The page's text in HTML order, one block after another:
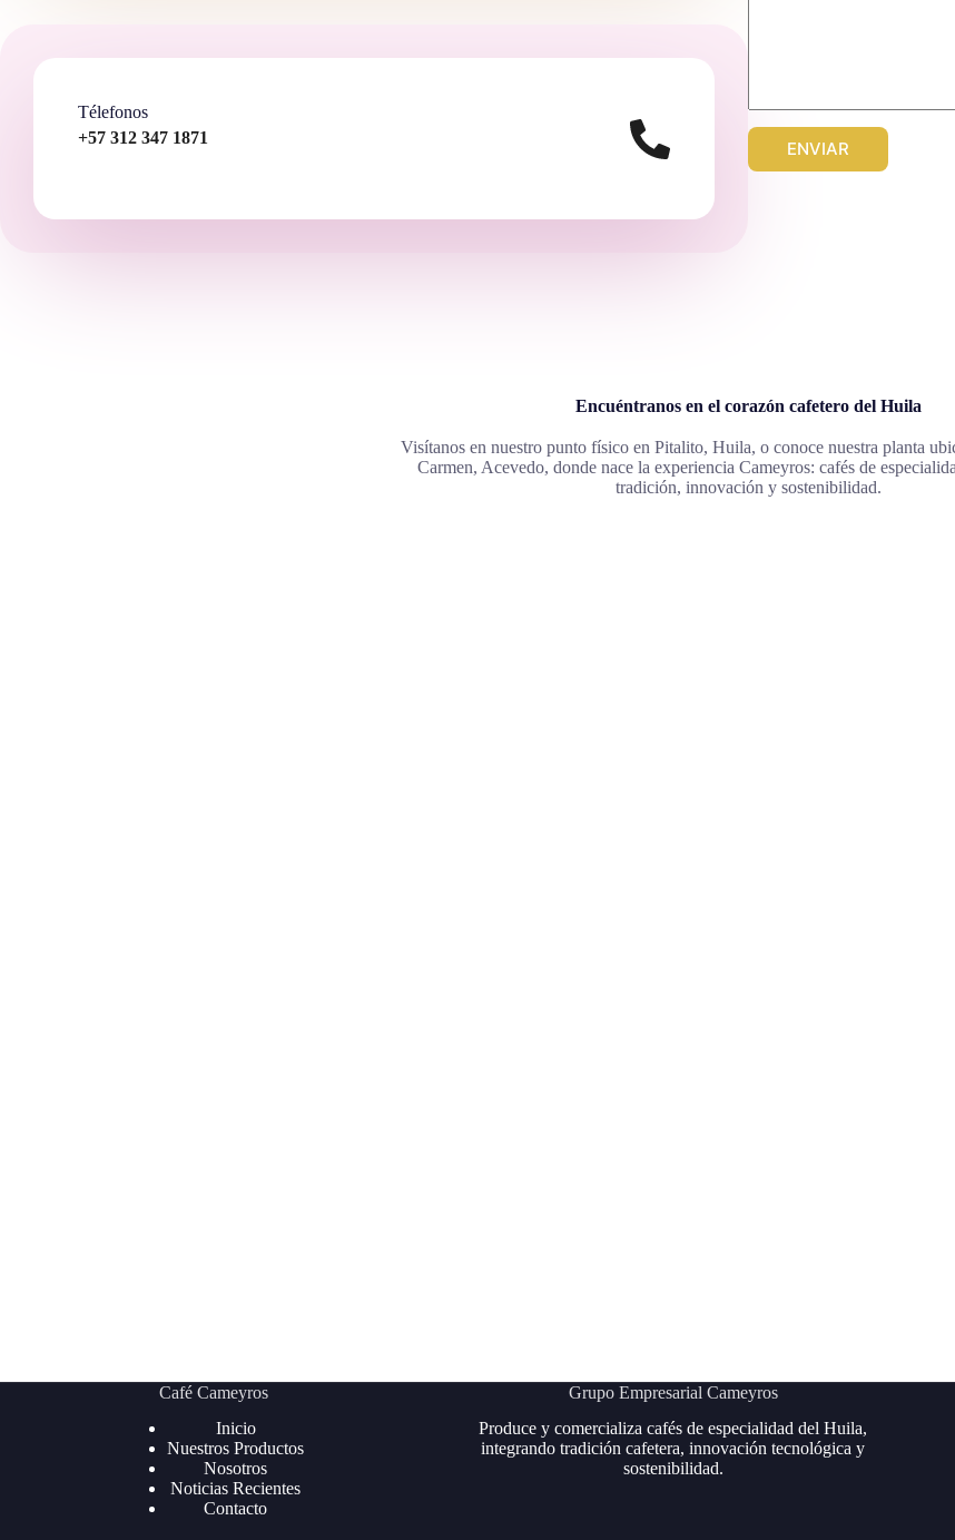
Télefonos
+57 312 347 1871
ENVIAR
Encuéntranos en el corazón cafetero del Huila
Visítanos en nuestro punto físico en Pitalito, Huila, o conoce nuestra planta
Carmen, Acevedo, donde nace la experiencia Cameyros: cafés de
tradición, innovación y sostenibilidad.
Café Cameyros
Inicio
Nuestros Productos
Nosotros
Noticias Recientes
Contacto
Grupo Empresarial Cameyros
Produce y comercializa cafés de especialidad del Huila,
integrando tradición cafetera, innovación tecnológica y
sostenibilidad.